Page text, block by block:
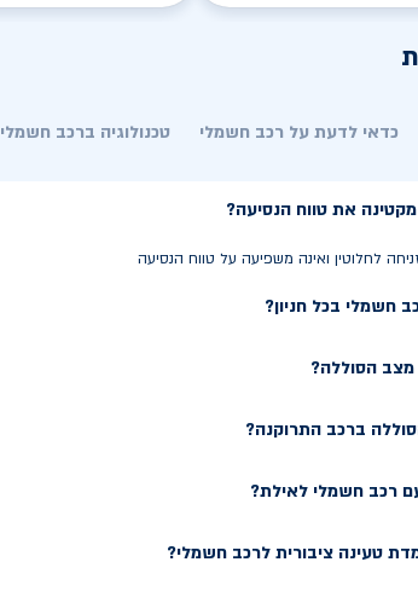
כדאי לדעת על רכב חשמלי טכנולוגיה ברכב חשמלי
את טווח הנסיעה?
לחלוטין ואינה משפיעה על טווח הנסיעה
חשמלי בכל חניון?
הסוללה?
ברכב התרוקנה?
רכב חשמלי לאילת?
טעינה ציבורית לרכב חשמלי?